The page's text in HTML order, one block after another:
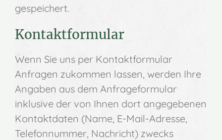
gespeichert.
Kontaktformular
Wenn Sie uns per Kontaktformular
Anfragen zukommen lassen, werden Ihre
Angaben aus dem Anfrageformular
inklusive der von Ihnen dort angegebenen
Kontaktdaten (Name, E-Mail-Adresse,
Telefonnummer, Nachricht) zwecks